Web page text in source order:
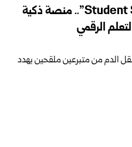
أدوبي تكشف عن “Student Spaces”.. منصة ذكية
الرقمي